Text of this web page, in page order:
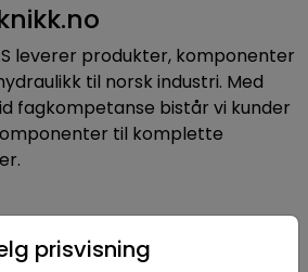
leverer produkter, komponenter
til norsk industri. Med
fagkompetanse bistår vi kunder
til komplette
prisvisning